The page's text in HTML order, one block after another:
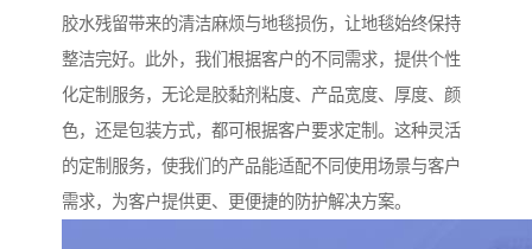
胶水残留带来的清洁麻烦与地毯损伤，让地毯始终保持
整洁完好。此外，我们根据客户的不同需求，提供个性
化定制服务，无论是胶黏剂粘度、产品宽度、厚度、颜
色，还是包装方式，都可根据客户要求定制。这种灵活
的定制服务，使我们的产品能适配不同使用场景与客户
需求，为客户提供更、更便捷的防护解决方案。